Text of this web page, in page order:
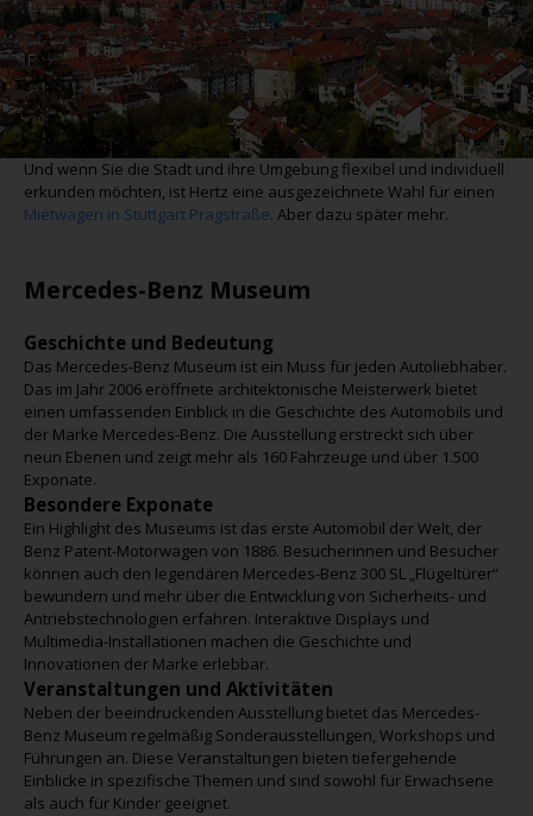
Und wenn Sie die Stadt und ihre Umgebung flexibel und individuell
erkunden möchten, ist Hertz eine ausgezeichnete Wahl für einen
Mietwagen in Stuttgart Pragstraße. Aber dazu später mehr.
Mercedes-Benz Museum
Geschichte und Bedeutung
Das Mercedes-Benz Museum ist ein Muss für jeden Autoliebhaber.
Das im Jahr 2006 eröffnete architektonische Meisterwerk bietet
einen umfassenden Einblick in die Geschichte des Automobils und
der Marke Mercedes-Benz. Die Ausstellung erstreckt sich über
neun Ebenen und zeigt mehr als 160 Fahrzeuge und über 1.500
Exponate.
Besondere Exponate
Ein Highlight des Museums ist das erste Automobil der Welt, der
Benz Patent-Motorwagen von 1886. Besucherinnen und Besucher
können auch den legendären Mercedes-Benz 300 SL „Flügeltürer“
bewundern und mehr über die Entwicklung von Sicherheits- und
Antriebstechnologien erfahren. Interaktive Displays und
Multimedia-Installationen machen die Geschichte und
Innovationen der Marke erlebbar.
Veranstaltungen und Aktivitäten
Neben der beeindruckenden Ausstellung bietet das Mercedes-
Benz Museum regelmäßig Sonderausstellungen, Workshops und
Führungen an. Diese Veranstaltungen bieten tiefergehende
Einblicke in spezifische Themen und sind sowohl für Erwachsene
als auch für Kinder geeignet.